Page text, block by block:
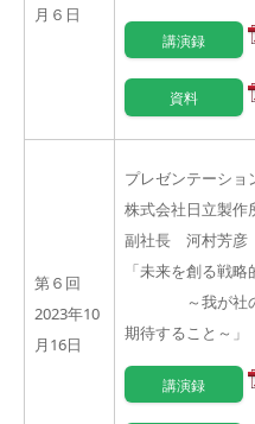
月６日
講演録
資料
第６回
2023年10
月16日
プレゼンテーショ
株式会社日立製
副社長 河村芳
「未来を創る戦
～我が社の財
期待すること～」
講演録